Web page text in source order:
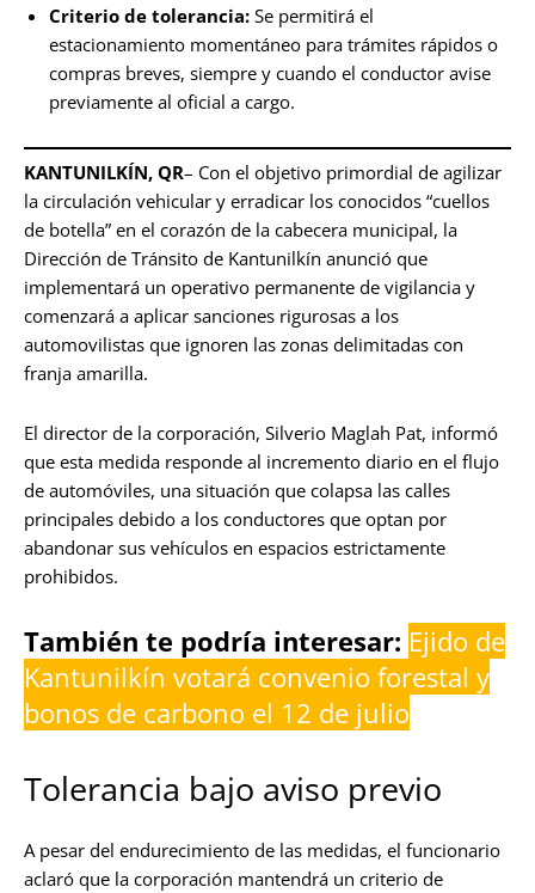
Criterio de tolerancia: Se permitirá el
estacionamiento momentáneo para trámites rápidos o
compras breves, siempre y cuando el conductor avise
previamente al oficial a cargo.
KANTUNILKÍN, QR– Con el objetivo primordial de agilizar
la circulación vehicular y erradicar los conocidos “cuellos
de botella” en el corazón de la cabecera municipal, la
Dirección de Tránsito de Kantunilkín anunció que
implementará un operativo permanente de vigilancia y
comenzará a aplicar sanciones rigurosas a los
automovilistas que ignoren las zonas delimitadas con
franja amarilla.
El director de la corporación, Silverio Maglah Pat, informó
que esta medida responde al incremento diario en el flujo
de automóviles, una situación que colapsa las calles
principales debido a los conductores que optan por
abandonar sus vehículos en espacios estrictamente
prohibidos.
También te podría interesar: Ejido de
Kantunilkín votará convenio forestal y
bonos de carbono el 12 de julio
Tolerancia bajo aviso previo
A pesar del endurecimiento de las medidas, el funcionario
aclaró que la corporación mantendrá un criterio de